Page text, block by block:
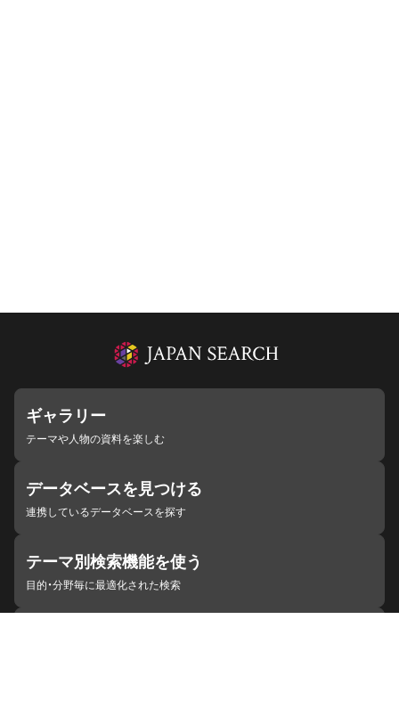
ギャラリー
テーマや人物の資料を楽しむ
データベースを見つける
連携しているデータベースを探す
テーマ別検索機能を使う
目的・分野毎に最適化された検索